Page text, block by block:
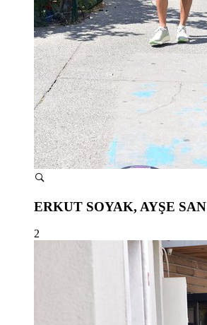
ERKUT SOYAK, AYŞE SAN
2